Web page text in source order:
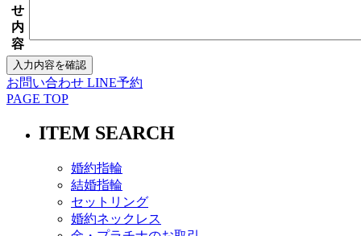
せ
内
容
お問い合わせ LINE予約
PAGE TOP
ITEM SEARCH
婚約指輪
結婚指輪
セットリング
婚約ネックレス